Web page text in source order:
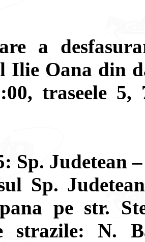
a
Ilie Oana din
traseele
Sp. Judetean
Sp.
pe str.
strazile: N.